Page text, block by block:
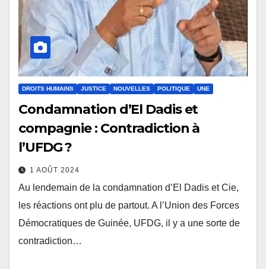
DROITS HUMAINS JUSTICE NOUVELLES POLITIQUE UNE
Condamnation d’El Dadis et
compagnie : Contradiction à
l’UFDG ?
1 AOÛT 2024
Au lendemain de la condamnation d’El Dadis et Cie,
les réactions ont plu de partout. A l’Union des Forces
Démocratiques de Guinée, UFDG, il y a une sorte de
contradiction…